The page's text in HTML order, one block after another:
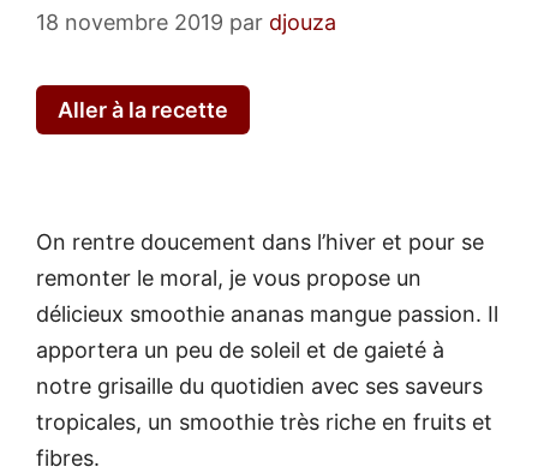
18 novembre 2019 par djouza
Aller à la recette
On rentre doucement dans l’hiver et pour se
remonter le moral, je vous propose un
délicieux smoothie ananas mangue passion. Il
apportera un peu de soleil et de gaieté à
notre grisaille du quotidien avec ses saveurs
tropicales, un smoothie très riche en fruits et
fibres.